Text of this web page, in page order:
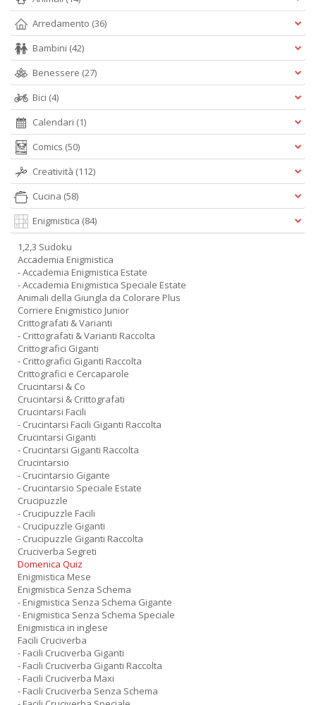
Arredamento (36)
Bambini (42)
Benessere (27)
Bici (4)
Calendari (1)
Comics (50)
Creatività (112)
Cucina (58)
Enigmistica (84)
1,2,3 Sudoku
Accademia Enigmistica
- Accademia Enigmistica Estate
- Accademia Enigmistica Speciale Estate
Animali della Giungla da Colorare Plus
Corriere Enigmistico Junior
Crittografati & Varianti
- Crittografati & Varianti Raccolta
Crittografici Giganti
- Crittografici Giganti Raccolta
Crittografici e Cercaparole
Crucintarsi & Co
Crucintarsi & Crittografati
Crucintarsi Facili
- Crucintarsi Facili Giganti Raccolta
Crucintarsi Giganti
- Crucintarsi Giganti Raccolta
Crucintarsio
- Crucintarsio Gigante
- Crucintarsio Speciale Estate
Crucipuzzle
- Crucipuzzle Facili
- Crucipuzzle Giganti
- Crucipuzzle Giganti Raccolta
Cruciverba Segreti
Domenica Quiz
Enigmistica Mese
Enigmistica Senza Schema
- Enigmistica Senza Schema Gigante
- Enigmistica Senza Schema Speciale
Enigmistica in inglese
Facili Cruciverba
- Facili Cruciverba Giganti
- Facili Cruciverba Giganti Raccolta
- Facili Cruciverba Maxi
- Facili Cruciverba Senza Schema